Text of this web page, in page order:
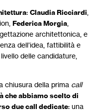
: Claudia Ricciardi
Federica Morgia
architettonica, e
dell’idea, fattibilità e
delle candidature,
chiusura della prima call
che abbiamo scelto di
due call dedicate: una